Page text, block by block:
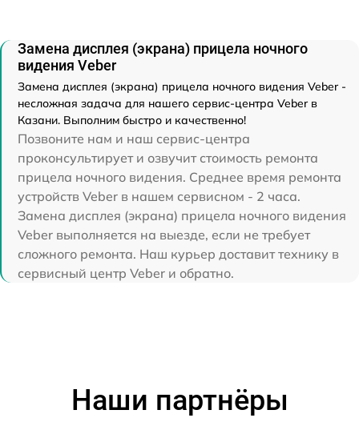
Замена дисплея (экрана) прицела ночного
видения Veber
Замена дисплея (экрана) прицела ночного видения Veber -
несложная задача для нашего сервис-центра Veber в
Казани. Выполним быстро и качественно!
Позвоните нам и наш сервис-центра
проконсультирует и озвучит стоимость ремонта
прицела ночного видения. Среднее время ремонта
устройств Veber в нашем сервисном - 2 часа.
Замена дисплея (экрана) прицела ночного видения
Veber выполняется на выезде, если не требует
сложного ремонта. Наш курьер доставит технику в
сервисный центр Veber и обратно.
Наши партнёры